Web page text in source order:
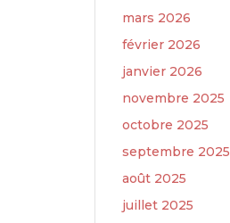
mars 2026
février 2026
janvier 2026
novembre 2025
octobre 2025
septembre 2025
août 2025
juillet 2025